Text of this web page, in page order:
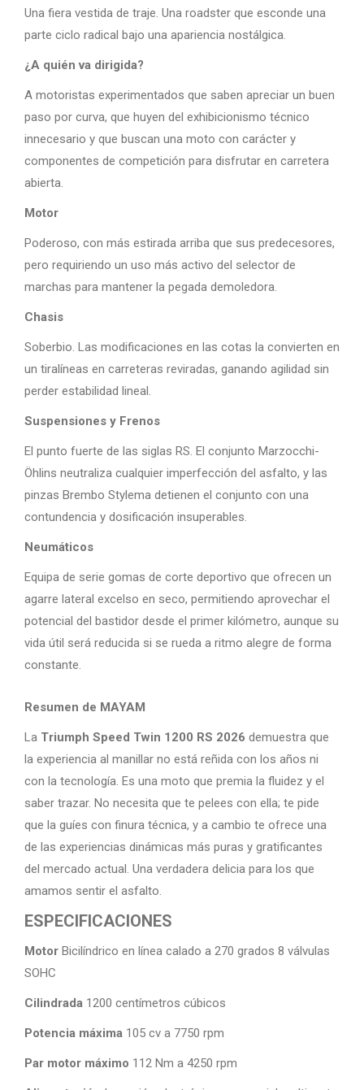
Una fiera vestida de traje. Una roadster que esconde una
parte ciclo radical bajo una apariencia nostálgica.
¿A quién va dirigida?
A motoristas experimentados que saben apreciar un buen
paso por curva, que huyen del exhibicionismo técnico
innecesario y que buscan una moto con carácter y
componentes de competición para disfrutar en carretera
abierta.
Motor
Poderoso, con más estirada arriba que sus predecesores,
pero requiriendo un uso más activo del selector de
marchas para mantener la pegada demoledora.
Chasis
Soberbio. Las modificaciones en las cotas la convierten en
un tiralíneas en carreteras reviradas, ganando agilidad sin
perder estabilidad lineal.
Suspensiones y Frenos
El punto fuerte de las siglas RS. El conjunto Marzocchi-
Öhlins neutraliza cualquier imperfección del asfalto, y las
pinzas Brembo Stylema detienen el conjunto con una
contundencia y dosificación insuperables.
Neumáticos
Equipa de serie gomas de corte deportivo que ofrecen un
agarre lateral excelso en seco, permitiendo aprovechar el
potencial del bastidor desde el primer kilómetro, aunque su
vida útil será reducida si se rueda a ritmo alegre de forma
constante.
Resumen de MAYAM
La Triumph Speed Twin 1200 RS 2026 demuestra que
la experiencia al manillar no está reñida con los años ni
con la tecnología. Es una moto que premia la fluidez y el
saber trazar. No necesita que te pelees con ella; te pide
que la guíes con finura técnica, y a cambio te ofrece una
de las experiencias dinámicas más puras y gratificantes
del mercado actual. Una verdadera delicia para los que
amamos sentir el asfalto.
ESPECIFICACIONES
Motor Bicilíndrico en línea calado a 270 grados 8 válvulas
SOHC
Cilindrada 1200 centímetros cúbicos
Potencia máxima 105 cv a 7750 rpm
Par motor máximo 112 Nm a 4250 rpm